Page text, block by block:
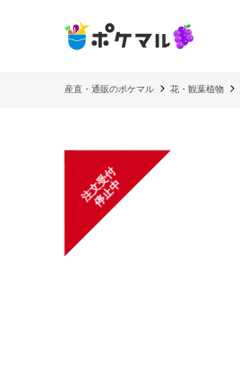
産直・通販のポケマル 花・観葉植物
注
文
受
付
停
止
中